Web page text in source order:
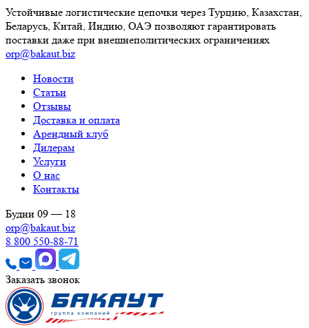
Устойчивые логистические цепочки через Турцию, Казахстан,
Беларусь, Китай, Индию, ОАЭ позволяют гарантировать
поставки даже при внешнеполитических ограничениях
orp@bakaut.biz
Новости
Статьи
Отзывы
Доставка и оплата
Арендный клуб
Дилерам
Услуги
О нас
Контакты
Будни 09 — 18
orp@bakaut.biz
8 800 550-88-71
Заказать звонок